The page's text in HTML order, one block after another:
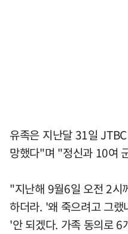
유족은 지난달 31일
망했다"며 "정신과 10여
"지난해 9월6일 오전 2시
하더라. '왜 죽으려고 그
'안 되겠다. 가족 동의로